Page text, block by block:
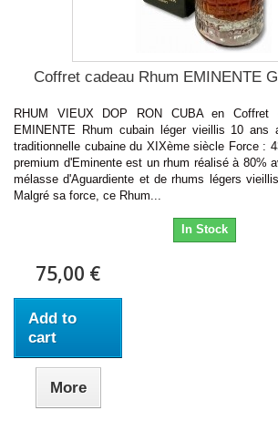
Coffret cadeau Rhum EMINENTE
RHUM VIEUX DOP RON CUBA en
EMINENTE Rhum cubain léger vieillis 10 ans
traditionnelle cubaine du XIXème siècle Force :
premium d'Eminente est un rhum réalisé à 80%
mélasse d'Aguardiente et de rhums légers
Malgré sa force, ce Rhum...
In Stock
75,00 €
Add to
cart
More